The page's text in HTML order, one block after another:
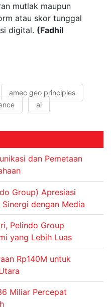
mutlak maupun
atau skor tunggal
digital. (Fadhil
amec geo principles
ai
dan Pemetaan
Group) Apresiasi
dengan Media
Pelindo Group
yang Lebih Luas
Rp140M untuk
Miliar Percepat